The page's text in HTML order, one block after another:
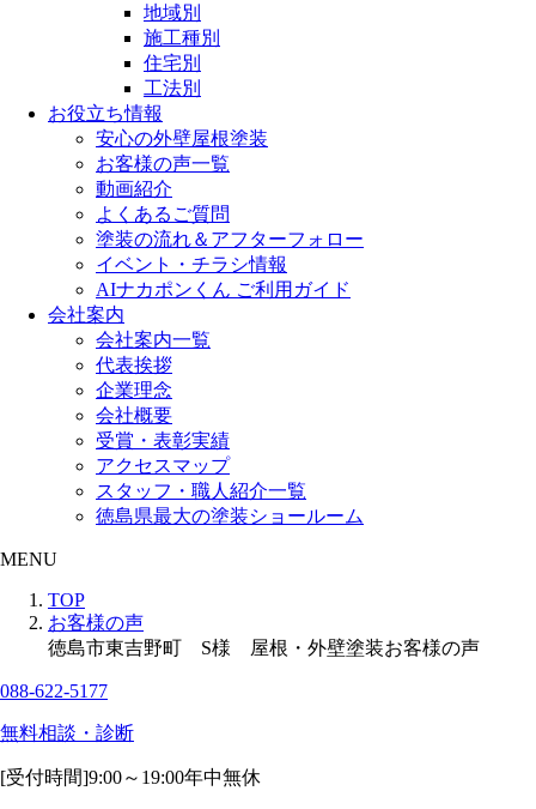
地域別
施工種別
住宅別
工法別
お役立ち情報
安心の外壁屋根塗装
お客様の声一覧
動画紹介
よくあるご質問
塗装の流れ＆アフターフォロー
イベント・チラシ情報
AIナカポンくん ご利用ガイド
会社案内
会社案内一覧
代表挨拶
企業理念
会社概要
受賞・表彰実績
アクセスマップ
スタッフ・職人紹介一覧
徳島県最大の塗装ショールーム
MENU
TOP
お客様の声
徳島市東吉野町 S様 屋根・外壁塗装お客様の声
088-622-5177
無料相談・診断
[受付時間]9:00～19:00年中無休